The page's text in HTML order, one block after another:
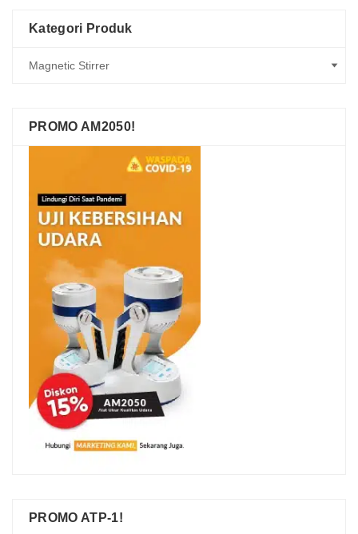
Kategori Produk
PROMO AM2050!
PROMO ATP-1!